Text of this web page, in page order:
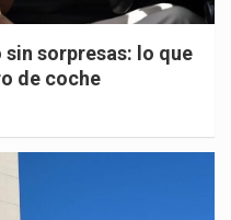
sorpresas: lo que
de coche